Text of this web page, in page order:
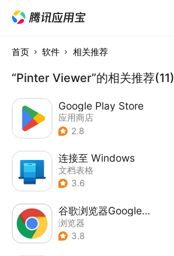
首页 软件 相关推荐
“Pinter Viewer”的相关推荐(11)
Google Play Store
应用商店
2.8
连接至 Windows
文档表格
3.6
谷歌浏览器Google Chrome
浏览器
3.8